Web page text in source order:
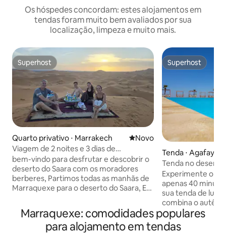
Os hóspedes concordam: estes alojamentos em
tendas foram muito bem avaliados por sua
localização, limpeza e muito mais.
Superhost
Superhost
Quarto privativo ⋅ Marrakech Novo lugar para ficar
Novo
Viagem de 2 noites e 3 dias de
Marraquexe ao deserto
bem-vindo para desfrutar e descobrir o
deserto do Saara com os moradores
berberes, Partimos todas as manhãs de
Marraquexe para o deserto do Saara, Erg
ben-Haddou - Desfiladeiro de Dades, Dia
2: Desfiladeiro de Dades - Roses Vallée -
Desfiladeiro de Todra - Deserto do
Superhost
Superhost
Tenda ⋅ Agafay
Tenda no deserto
e vista do pôr do
Experimente o
apenas 40
sua tenda de luxo
combina o
marroquino com
incluindo uma
banheiro
Marraquexe: comodidades populares
para alojamento em tendas